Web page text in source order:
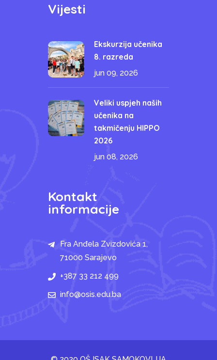
Vijesti
Ekskurzija učenika
8. razreda
jun 09, 2026
Veliki uspjeh naših
učenika na
takmičenju HIPPO
2026
jun 08, 2026
Kontakt
informacije
Fra Anđela Zvizdovića 1,
71000 Sarajevo
+387 33 212 499
info@osis.edu.ba